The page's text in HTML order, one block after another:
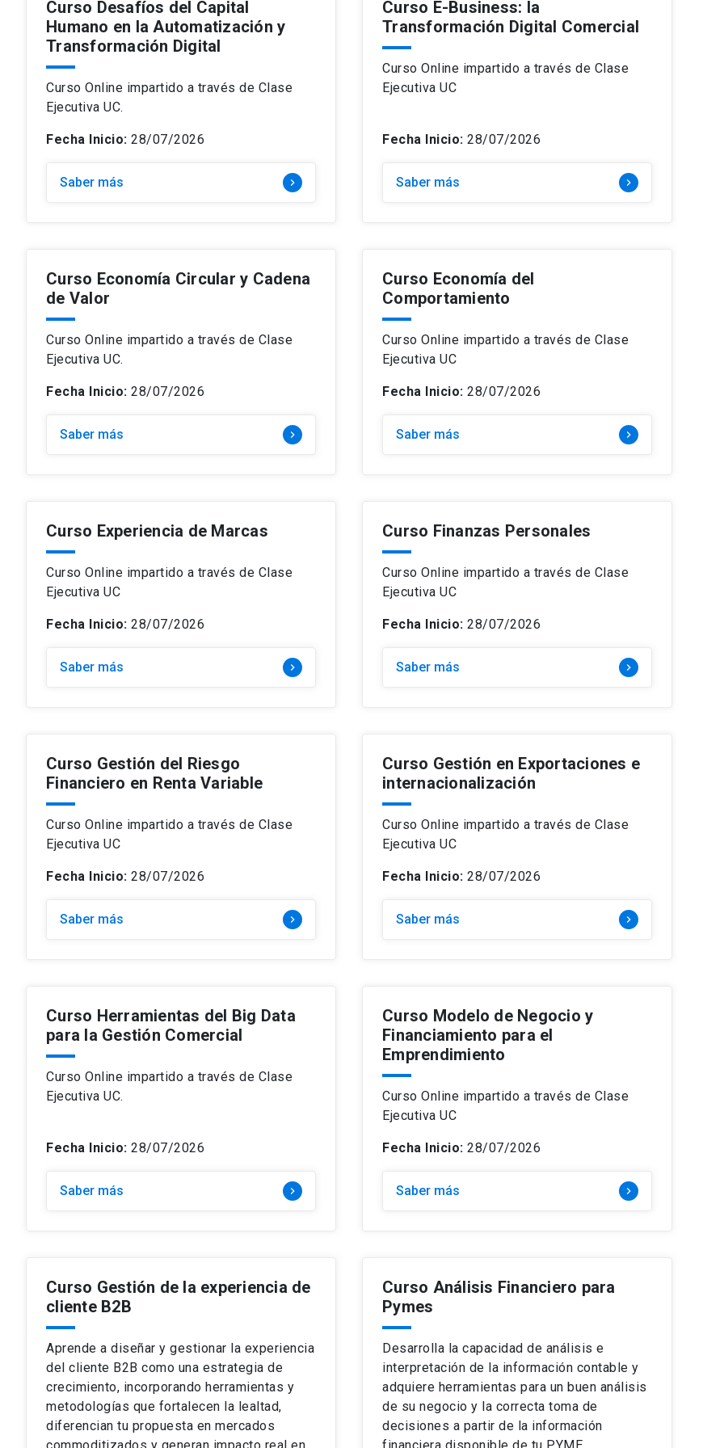
Curso Desafíos del Capital
Humano en la Automatización y
Transformación Digital
Curso Online impartido a través de Clase
Ejecutiva UC.
Fecha Inicio: 28/07/2026
Saber más keyboard_arrow_right
Curso E-Business: la
Transformación Digital Comercial
Curso Online impartido a través de Clase
Ejecutiva UC
Fecha Inicio: 28/07/2026
Saber más keyboard_arrow_right
Curso Economía Circular y Cadena
de Valor
Curso Online impartido a través de Clase
Ejecutiva UC.
Fecha Inicio: 28/07/2026
Saber más keyboard_arrow_right
Curso Economía del
Comportamiento
Curso Online impartido a través de Clase
Ejecutiva UC
Fecha Inicio: 28/07/2026
Saber más keyboard_arrow_right
Curso Experiencia de Marcas
Curso Online impartido a través de Clase
Ejecutiva UC
Fecha Inicio: 28/07/2026
Saber más keyboard_arrow_right
Curso Finanzas Personales
Curso Online impartido a través de Clase
Ejecutiva UC
Fecha Inicio: 28/07/2026
Saber más keyboard_arrow_right
Curso Gestión del Riesgo
Financiero en Renta Variable
Curso Online impartido a través de Clase
Ejecutiva UC
Fecha Inicio: 28/07/2026
Saber más keyboard_arrow_right
Curso Gestión en Exportaciones e
internacionalización
Curso Online impartido a través de Clase
Ejecutiva UC
Fecha Inicio: 28/07/2026
Saber más keyboard_arrow_right
Curso Herramientas del Big Data
para la Gestión Comercial
Curso Online impartido a través de Clase
Ejecutiva UC.
Fecha Inicio: 28/07/2026
Saber más keyboard_arrow_right
Curso Modelo de Negocio y
Financiamiento para el
Emprendimiento
Curso Online impartido a través de Clase
Ejecutiva UC
Fecha Inicio: 28/07/2026
Saber más keyboard_arrow_right
Curso Gestión de la experiencia de
cliente B2B
Aprende a diseñar y gestionar la experiencia
del cliente B2B como una estrategia de
crecimiento, incorporando herramientas y
metodologías que fortalecen la lealtad,
diferencian tu propuesta en mercados
commoditizados y generan impacto real en
Curso Análisis Financiero para
Pymes
Desarrolla la capacidad de análisis e
interpretación de la información contable y
adquiere herramientas para un buen análisis
de su negocio y la correcta toma de
decisiones a partir de la información
financiera disponible de tu PYME.